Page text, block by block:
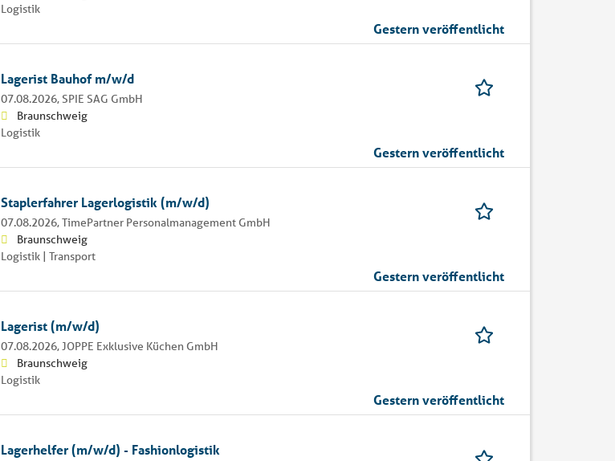
Logistik
Gestern veröffentlicht
Lagerist Bauhof m/w/d
07.08.2026, SPIE SAG GmbH
Braunschweig
Logistik
Gestern veröffentlicht
Staplerfahrer Lagerlogistik (m/w/d)
07.08.2026,TimePartner Personalmanagement GmbH
Braunschweig
Logistik | Transport
Gestern veröffentlicht
Lagerist (m/w/d)
07.08.2026, JOPPE Exklusive Küchen GmbH
Braunschweig
Logistik
Gestern veröffentlicht
Lagerhelfer (m/w/d) - Fashionlogistik